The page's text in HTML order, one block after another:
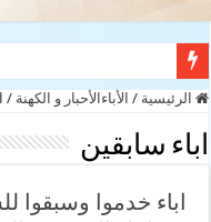
قداس سيامة القس داود صمؤيل
الرئيسية / الأباءالأحبار و الكهنة /
اباء سابقين
اباء خدموا وسبقوا